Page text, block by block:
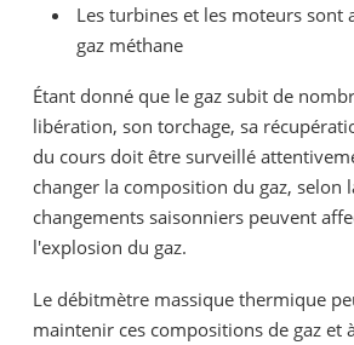
Les turbines et les moteurs sont
gaz méthane
Étant donné que le gaz subit de
libération, son torchage, sa
du cours doit être surveillé
changer la composition du gaz, selon
changements saisonniers peuvent
l'explosion du gaz.
Le débitmètre massique thermique
maintenir ces compositions de gaz et